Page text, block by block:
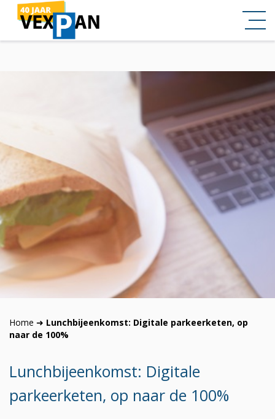
Home ➜ Lunchbijeenkomst: Digitale parkeerketen, op
naar de 100%
Lunchbijeenkomst: Digitale
parkeerketen, op naar de 100%